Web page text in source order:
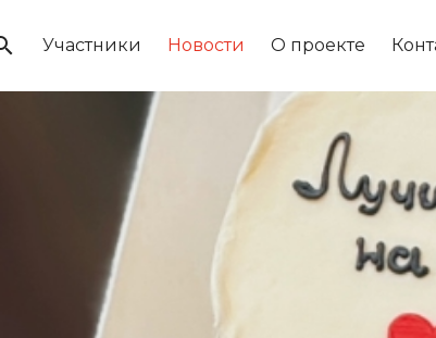
Участники Новости О проекте